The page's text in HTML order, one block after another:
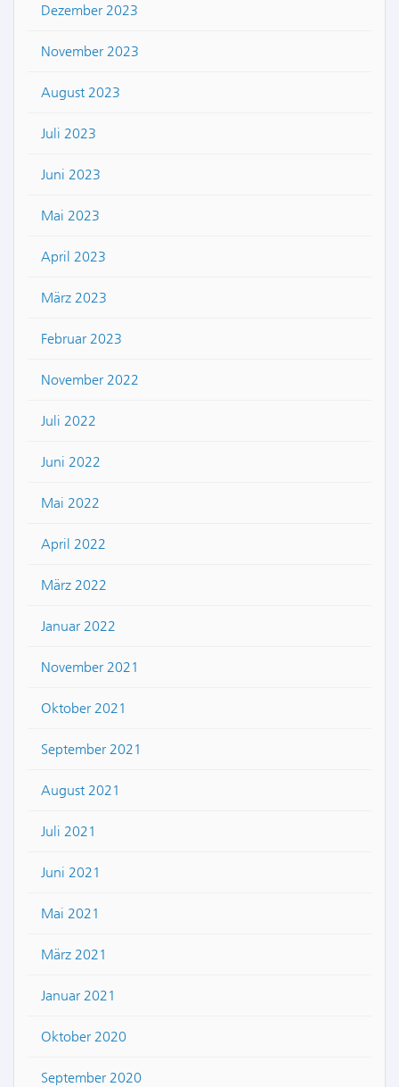
Dezember 2023
November 2023
August 2023
Juli 2023
Juni 2023
Mai 2023
April 2023
März 2023
Februar 2023
November 2022
Juli 2022
Juni 2022
Mai 2022
April 2022
März 2022
Januar 2022
November 2021
Oktober 2021
September 2021
August 2021
Juli 2021
Juni 2021
Mai 2021
März 2021
Januar 2021
Oktober 2020
September 2020